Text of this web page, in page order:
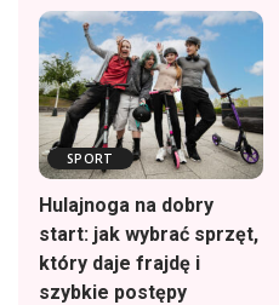
SPORT
Hulajnoga na dobry
start: jak wybrać sprzęt,
który daje frajdę i
szybkie postępy